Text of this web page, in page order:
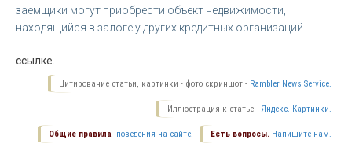
заемщики могут приобрести объект недвижимости,
находящийся в залоге у других кредитных организаций.
ссылке.
Цитирование статьи, картинки - фото скриншот - Rambler News Service.
Иллюстрация к статье - Яндекс. Картинки.
Есть вопросы. Напишите нам.
Общие правила поведения на сайте.